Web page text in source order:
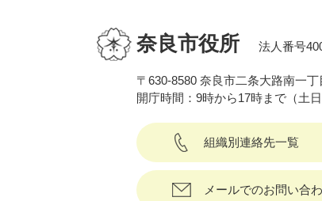
奈良市役所 法人番号
〒630-8580 奈良市二条大路南一丁
開庁時間：9時から17時まで（土
組織別連絡先一覧
メールでのお問い合